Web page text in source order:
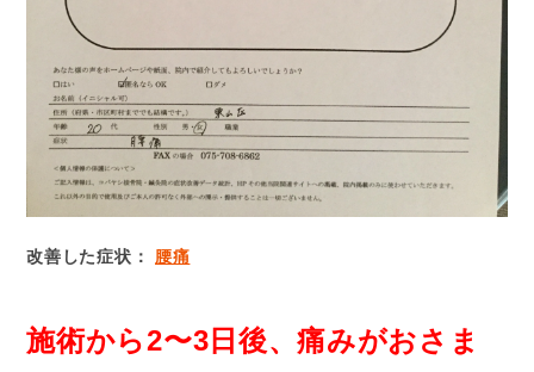
改善した症状： 腰痛
施術から2〜3日後、痛みがおさま